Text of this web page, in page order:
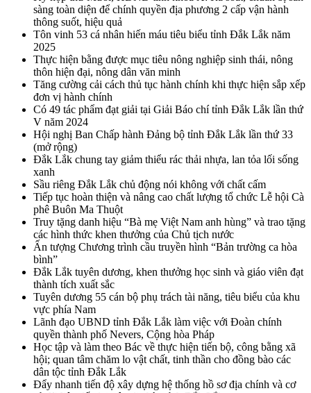
sàng toàn diện để chính quyền địa phương 2 cấp vận hành
thông suốt, hiệu quả
Tôn vinh 53 cá nhân hiến máu tiêu biểu tỉnh Đắk Lắk năm
2025
Thực hiện bằng được mục tiêu nông nghiệp sinh thái, nông
thôn hiện đại, nông dân văn minh
Tăng cường cải cách thủ tục hành chính khi thực hiện sắp xếp
đơn vị hành chính
Có 49 tác phẩm đạt giải tại Giải Báo chí tỉnh Đắk Lắk lần thứ
V năm 2024
Hội nghị Ban Chấp hành Đảng bộ tỉnh Đắk Lắk lần thứ 33
(mở rộng)
Đắk Lắk chung tay giảm thiểu rác thải nhựa, lan tỏa lối sống
xanh
Sầu riêng Đắk Lắk chủ động nói không với chất cấm
Tiếp tục hoàn thiện và nâng cao chất lượng tổ chức Lễ hội Cà
phê Buôn Ma Thuột
Truy tặng danh hiệu “Bà mẹ Việt Nam anh hùng” và trao tặng
các hình thức khen thưởng của Chủ tịch nước
Ấn tượng Chương trình cầu truyền hình “Bản trường ca hòa
bình”
Đắk Lắk tuyên dương, khen thưởng học sinh và giáo viên đạt
thành tích xuất sắc
Tuyên dương 55 cán bộ phụ trách tài năng, tiêu biểu của khu
vực phía Nam
Lãnh đạo UBND tỉnh Đắk Lắk làm việc với Đoàn chính
quyền thành phố Nevers, Cộng hòa Pháp
Học tập và làm theo Bác về thực hiện tiến bộ, công bằng xã
hội; quan tâm chăm lo vật chất, tinh thần cho đồng bào các
dân tộc tỉnh Đắk Lắk
Đẩy nhanh tiến độ xây dựng hệ thống hồ sơ địa chính và cơ